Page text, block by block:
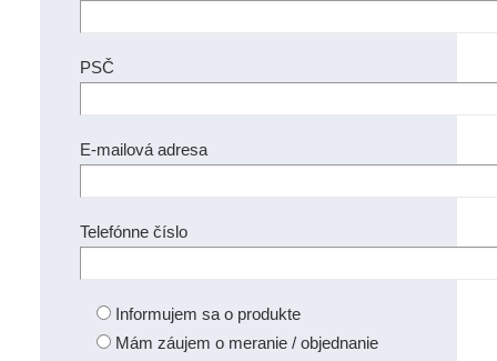
PSČ
E-mailová adresa
Telefónne číslo
Informujem sa o produkte
Mám záujem o meranie / objednanie